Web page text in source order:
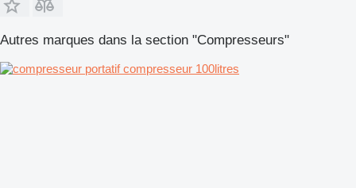
Autres marques dans la section "Compresseurs"